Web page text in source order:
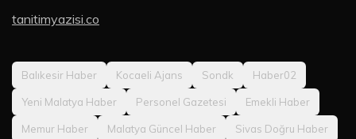
tanitimyazisi.co
Balıkesir Haber Kocaeli Ajans Sondk Haber02
Yeni Malatya Haber Personel Gazetesi Emekli Haber
Memur Haber Malatya Güncel Haber Sivas Doğru Haber